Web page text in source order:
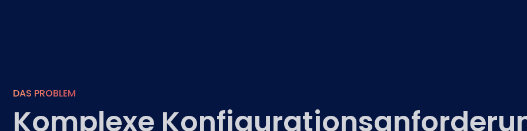
DAS PROBLEM
Komplexe